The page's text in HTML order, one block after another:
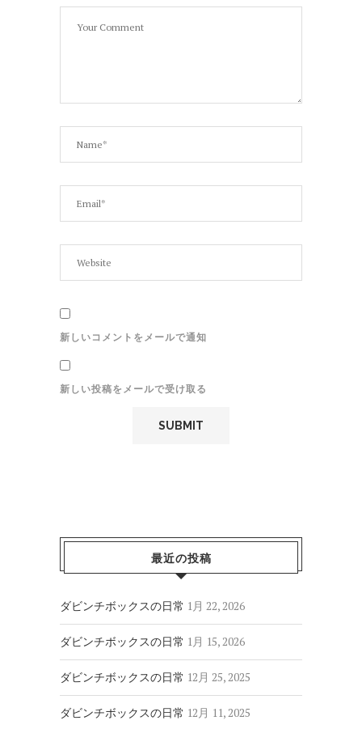
新しいコメントをメールで通知
新しい投稿をメールで受け取る
最近の投稿
ダビンチボックスの日常 1月 22, 2026
ダビンチボックスの日常 1月 15, 2026
ダビンチボックスの日常 12月 25, 2025
ダビンチボックスの日常 12月 11, 2025